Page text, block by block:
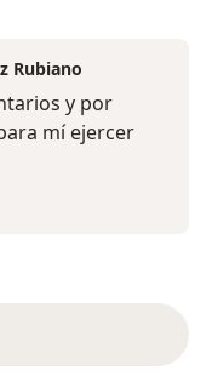
Rubiano
y por
mí ejercer
anteriores